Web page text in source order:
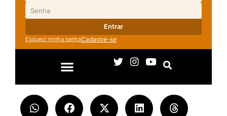
Entrar
Esqueci minha senhaCadastre-se